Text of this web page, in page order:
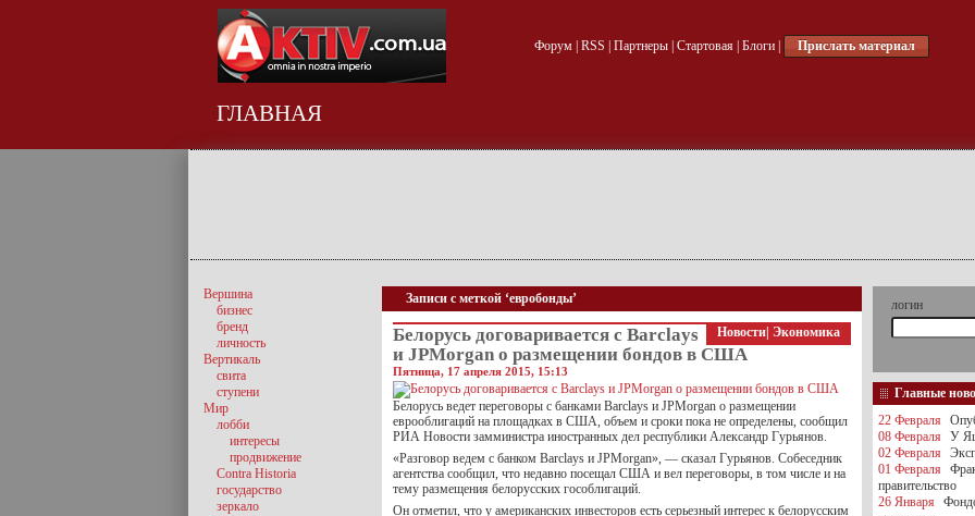
Форум| RSS Партнеры| Стартовая| Блоги| Прислать материал
ГЛАВНАЯ
Записи с меткой ‘евробонды’
Новости Экономика
Белорусь договаривается с Barclays
и JPMorgan о размещении бондов в США
Пятница, 17 апреля 2015, 15:13
Белорусь ведет переговоры с банками Barclays и JPMorgan о размещении
еврооблигаций на площадках в США, объем и сроки пока не определены, сообщил
РИА Новости замминистра иностранных дел республики Александр Гурьянов.
«Разговор ведем с банком Barclays и JPMorgan», — сказал Гурьянов. Собеседник
агентства сообщил, что недавно посещал США и вел переговоры, в том числе и на
тему размещения белорусских гособлигаций.
Он отметил, что у американских инвесторов есть серьезный интерес к белорусским
Вершина
бизнес
бренд
личность
Вертикаль
свита
ступени
Мир
лобби
интересы
продвижение
Contra Historia
государство
зеркало
логин
Главные
22 Февраля
08 Февраля
У
02 Февраля
01 Февраля
правительство
26 Января